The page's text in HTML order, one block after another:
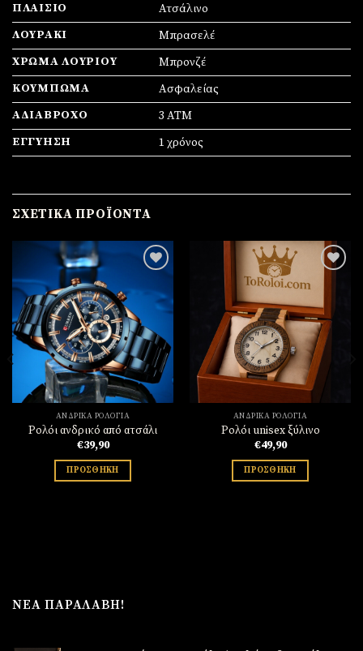
ΠΛΑΊΣΙΟ
Ατσάλινο
ΛΟΥΡΆΚΙ
Μπρασελέ
ΧΡΏΜΑ ΛΟΥΡΙΟΎ
Μπρονζέ
ΚΟΎΜΠΩΜΑ
Ασφαλείας
ΑΔΙΆΒΡΟΧΟ
3 ATM
ΕΓΓΎΗΣΗ
1 χρόνος
ΣΧΕΤΙΚΆ ΠΡΟΪΌΝΤΑ
Πρόσθήκη
στην
λίστα
επιθυμιών
ΑΝΔΡΙΚΆ ΡΟΛΌΓΙΑ
Ρολόι ανδρικό από ατσάλι
€39,90
ΠΡΟΣΘΉΚΗ
Πρόσθήκη
στην
λίστα
επιθυμιών
ΑΝΔΡΙΚΆ ΡΟΛΌΓΙΑ
Ρολόι unisex ξύλινο
€49,90
ΠΡΟΣΘΉΚΗ
ΝΈΑ ΠΑΡΑΛΑΒΉ!